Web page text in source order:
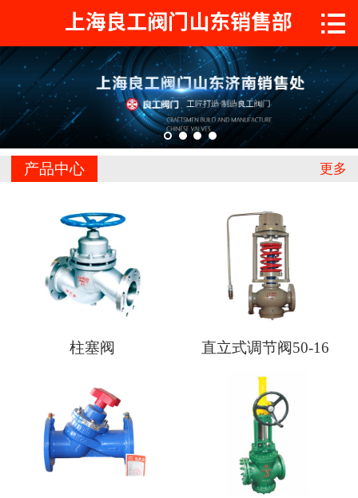
 首页
关于工良
产品中心
工程案例
联系我们

更多
产品中心
柱塞阀 直立式调节阀50-16